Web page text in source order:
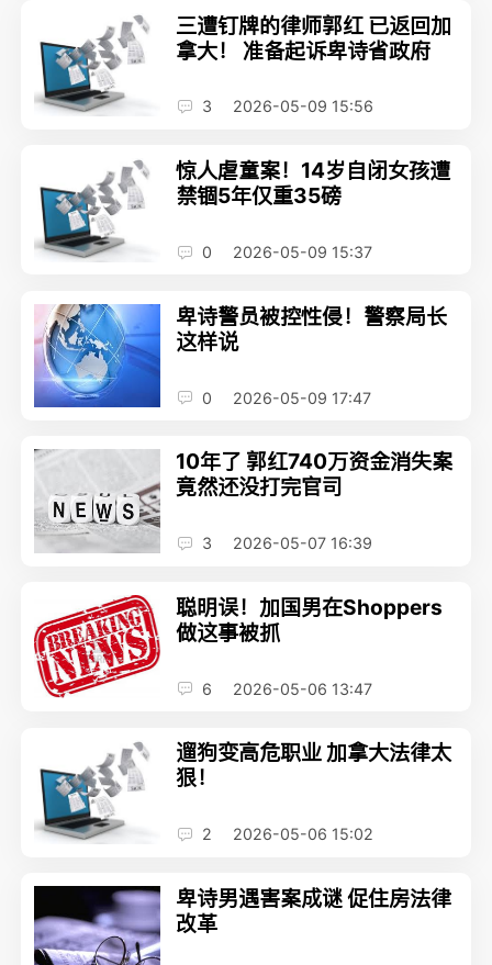
三遭钉牌的律师郭红 已返回加
拿大！ 准备起诉卑诗省政府
3 2026-05-09 15:56
惊人虐童案！14岁自闭女孩遭
禁锢5年仅重35磅
0 2026-05-09 15:37
卑诗警员被控性侵！警察局长
这样说
0 2026-05-09 17:47
10年了 郭红740万资金消失案
竟然还没打完官司
3 2026-05-07 16:39
聪明误！加国男在Shoppers
做这事被抓
6 2026-05-06 13:47
遛狗变高危职业 加拿大法律太
狠！
2 2026-05-06 15:02
卑诗男遇害案成谜 促住房法律
改革